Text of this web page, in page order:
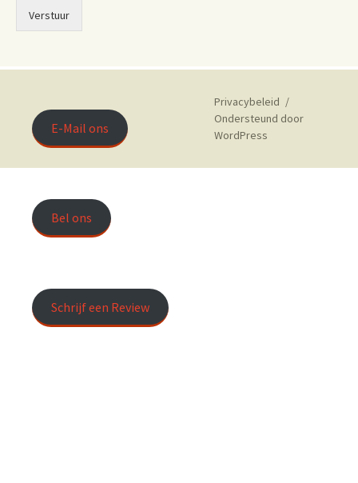
Verstuur
E-Mail ons
Bel ons
Schrijf een Review
Privacybeleid
Ondersteund door
WordPress